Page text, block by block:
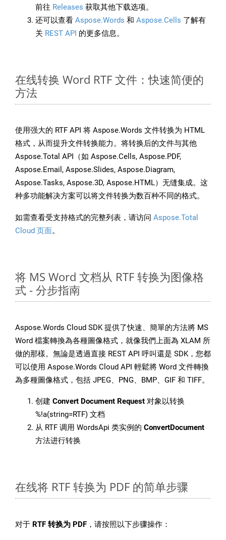
前往 Releases 获取其他下载选项。
还可以查看 Aspose.Words 和 Aspose.Cells 了解有
关 REST API 的更多信息。
在线转换 Word RTF 文件：快速简便的
方法
使用强大的 RTF API 将 Aspose.Words 文件转换为 HTML
格式，从而提升文件转换能力。将转换后的文件与其他
Aspose.Total API（如 Aspose.Cells, Aspose.PDF,
Aspose.Email, Aspose.Slides, Aspose.Diagram,
Aspose.Tasks, Aspose.3D, Aspose.HTML）无缝集成。这
种多功能解决方案可以将文件转换为数百种不同的格式。
如需查看受支持格式的完整列表，请访问 Aspose.Total
Cloud 页面。
将 MS Word 文档从 RTF 转换为图像格
式 - 分步指南
Aspose.Words Cloud SDK 提供了快速、簡單的方法將 MS
Word 檔案轉換為各種圖像格式，就像我們上面為 XLAM 所
做的那樣。無論是透過直接 REST API 呼叫還是 SDK，您都
可以使用 Aspose.Words Cloud API 輕鬆將 Word 文件轉換
為多種圖像格式，包括 JPEG、PNG、BMP、GIF 和 TIFF。
创建 Convert Document Request 对象以转换
%!a(string=RTF) 文档
从 RTF 调用 WordsApi 类实例的 ConvertDocument
方法进行转换
在线将 RTF 转换为 PDF 的简单步骤
对于 RTF 转换为 PDF ，请按照以下步骤操作：